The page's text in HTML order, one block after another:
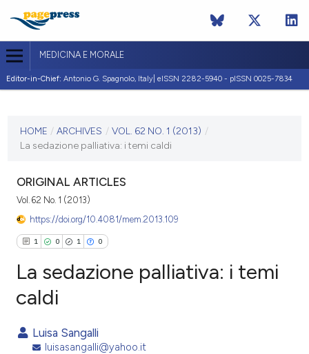
MEDICINA E MORALE
Editor-in-Chief: Antonio G. Spagnolo, Italy| eISSN 2282-5940 - pISSN 0025-7834
VOL. 62 NO. 1 (2013)
VIEW THIS ISSUE
HOME / ARCHIVES / VOL. 62 NO. 1 (2013) /
La sedazione palliativa: i temi caldi
ORIGINAL ARTICLES
Vol. 62 No. 1 (2013)
https://doi.org/10.4081/mem.2013.109
1 0 1 0
Citing Publications
Supporting
La sedazione palliativa: i temi
caldi
Luisa Sangalli
luisasangalli@yahoo.it